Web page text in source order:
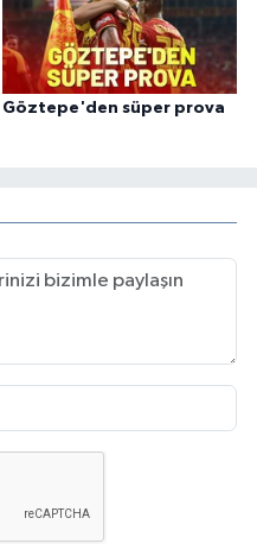
Göztepe'den süper prova